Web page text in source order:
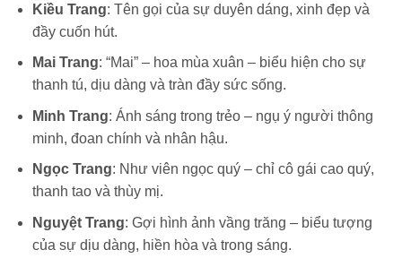
Kiều Trang: Tên gọi của sự duyên dáng, xinh đẹp và
đầy cuốn hút.
Mai Trang: “Mai” – hoa mùa xuân – biểu hiện cho sự
thanh tú, dịu dàng và tràn đầy sức sống.
Minh Trang: Ánh sáng trong trẻo – ngụ ý người thông
minh, đoan chính và nhân hậu.
Ngọc Trang: Như viên ngọc quý – chỉ cô gái cao quý,
thanh tao và thùy mị.
Nguyệt Trang: Gợi hình ảnh vầng trăng – biểu tượng
của sự dịu dàng, hiền hòa và trong sáng.